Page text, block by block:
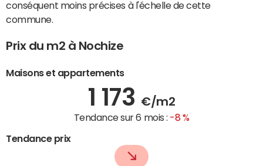
conséquent moins précises à l'échelle de cette
commune.
Prix du m2 à Nochize
Maisons et appartements
1 173 €/m2
Tendance sur 6 mois : -8 %
Tendance prix